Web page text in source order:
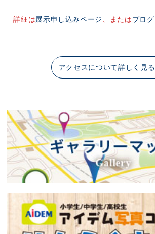
詳細は展示申し込みページ 、またはブログ
アクセスについて詳しく見る